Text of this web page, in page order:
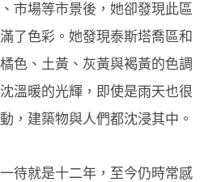
市場等市景後，她卻發現此區
了色彩。她發現泰斯塔喬區和
色、土黃、灰黃與褐黃的色調
溫暖的光輝，即使是雨天也很
，建築物與人們都沈浸其中。
待就是十二年，至今仍時常感